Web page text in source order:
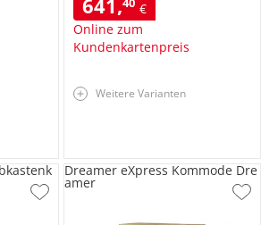
641,
€
Online zum
Kundenkartenpreis
Weitere Varianten
Dreamer eXpress Kommode Dre
amer